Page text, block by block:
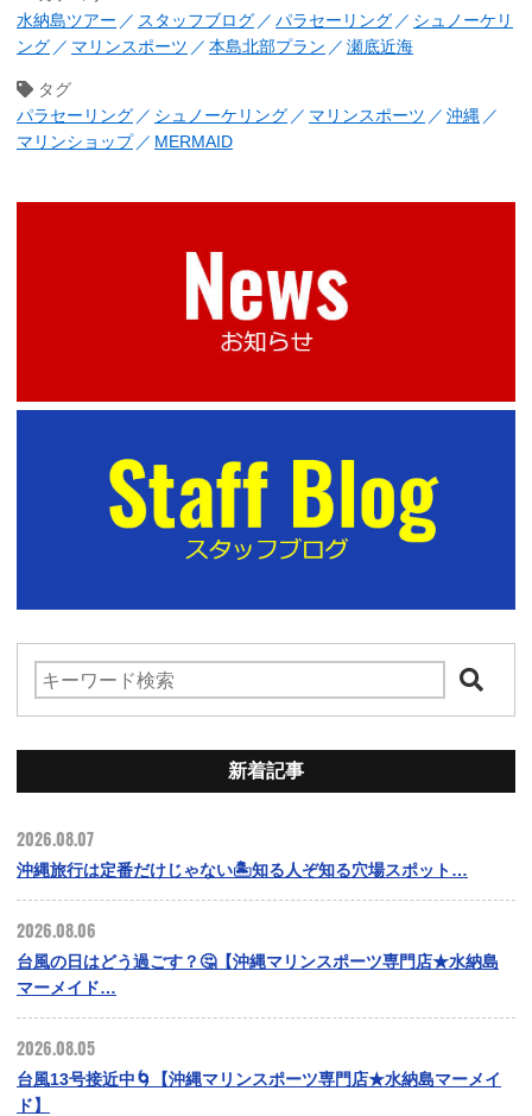
水納島ツアー
スタッフブログ パラセーリング
シュノーケリ
ング
マリンスポーツ 本島北部プラン 瀬底近海
タグ
パラセーリング
シュノーケリング マリンスポーツ
沖縄
マリンショップ
MERMAID
新着記事
2026.08.07
沖縄旅行は定番だけじゃない🏝️知る人ぞ知る穴場スポット…
2026.08.06
台風の日はどう過ごす？🤔【沖縄マリンスポーツ専門店★水納島
マーメイド…
2026.08.05
台風13号接近中🌀【沖縄マリンスポーツ専門店★水納島マーメイ
ド】